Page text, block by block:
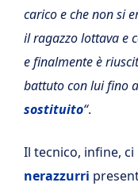
carico e che non si
il ragazzo lottava e
e finalmente è
battuto con lui fino
sostituito“.
Il tecnico, infine,
nerazzurri